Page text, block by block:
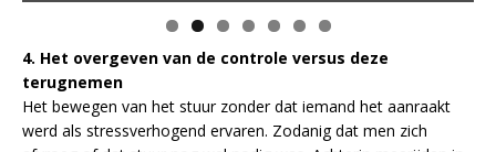
4. Het overgeven van de controle versus deze
terugnemen
Het bewegen van het stuur zonder dat iemand het aanraakt
werd als stressverhogend ervaren. Zodanig dat men zich